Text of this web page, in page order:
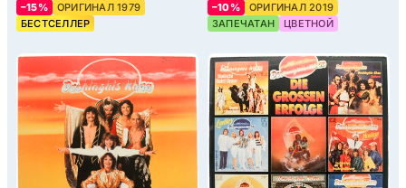
–15%
ОРИГИНАЛ 1979
БЕСТСЕЛЛЕР
–10%
ОРИГИНАЛ 2019
ЗАПЕЧАТАН
ЦВЕТНОЙ